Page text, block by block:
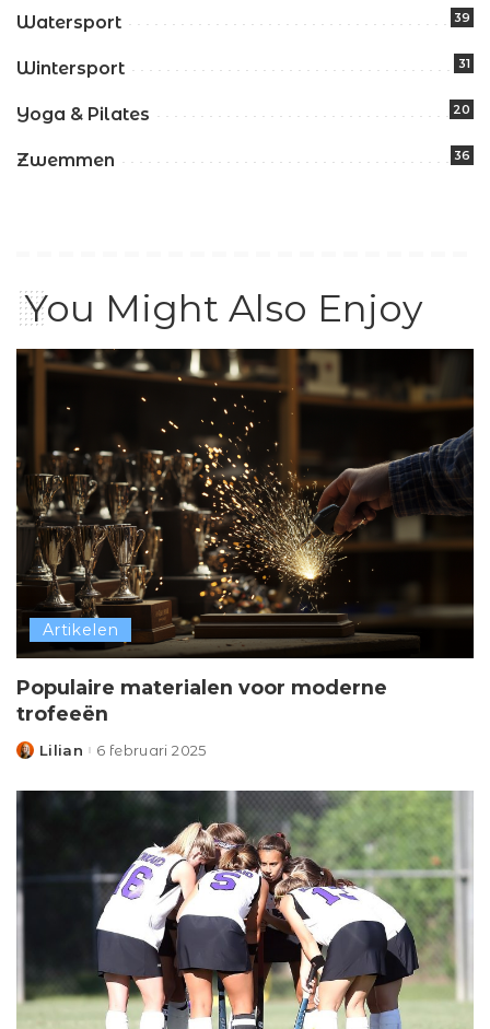
Watersport 39
Wintersport 31
Yoga & Pilates 20
Zwemmen 36
You Might Also Enjoy
Artikelen
Populaire materialen voor moderne
trofeeën
Posted
Lilian 6 februari 2025